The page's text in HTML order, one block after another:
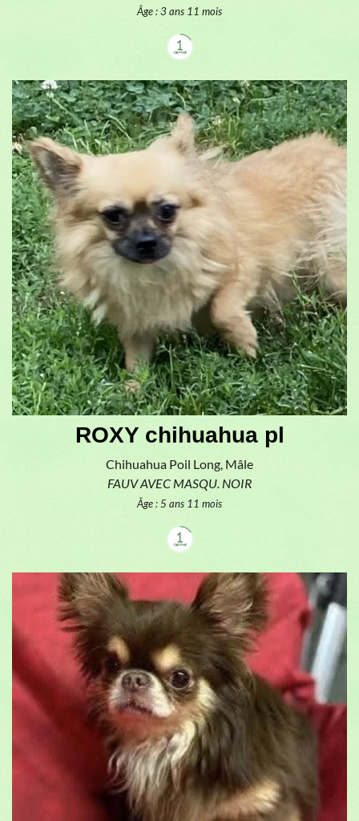
Âge : 3 ans 11 mois
ROXY chihuahua pl
Chihuahua Poil Long, Mâle
FAUV AVEC MASQU. NOIR
Âge : 5 ans 11 mois